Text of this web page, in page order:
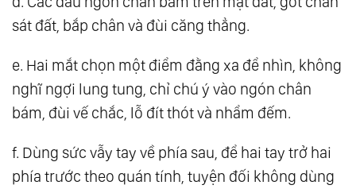
sát đất, bắp chân và đùi căng thẳng.
e. Hai mắt chọn một điểm đằng xa để nhìn, không
nghĩ ngợi lung tung, chỉ chú ý vào ngón chân
bám, đùi vế chắc, lỗ đít thót và nhẩm đếm.
f. Dùng sức vẫy tay về phía sau, để hai tay trở hai
phía trước theo quán tính, tuyện đối không dùng